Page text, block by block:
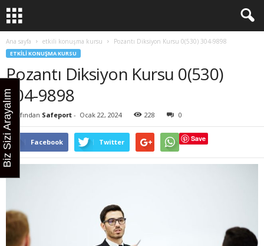
Ana sayfa etkili konuşma kursu Pozantı Diksiyon Kursu 0(530) 304-9898
ETKILI KONUŞMA KURSU
Pozantı Diksiyon Kursu 0(530)
304-9898
Tarafından Safeport - Ocak 22, 2024 228 0
Facebook Twitter Save
Biz Sizi Arayalım